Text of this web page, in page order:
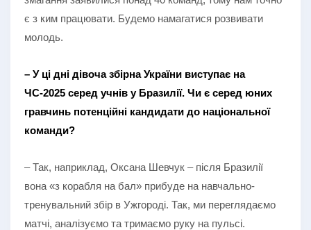
є з ким працювати. Будемо намагатися розвивати
молодь.
– У ці дні дівоча збірна України виступає на
ЧС-2025 серед учнів у Бразилії. Чи є серед юних
гравчинь потенційні кандидати до національної
команди?
– Так, наприклад, Оксана Шевчук – після Бразилії
вона «з корабля на бал» прибуде на навчально-
тренувальний збір в Ужгороді. Так, ми переглядаємо
матчі, аналізуємо та тримаємо руку на пульсі.